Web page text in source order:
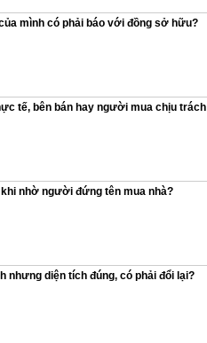
mình có phải báo với đồng sở hữu?
tế, bên bán hay người mua chịu trách
nhờ người đứng tên mua nhà?
nhưng diện tích đúng, có phải đổi lại?